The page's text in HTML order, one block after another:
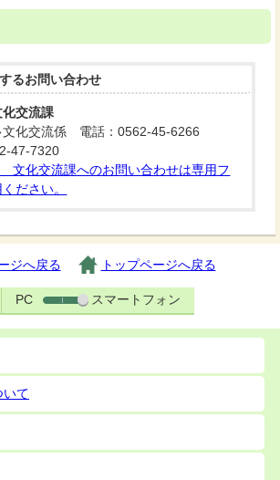
るお問い合わせ
交流課
文化交流係 電話：0562-45-6266
47-7320
文化交流課へのお問い合わせは専用フ
ださい。
ジへ戻る トップページへ戻る
PC スマートフォン
いて